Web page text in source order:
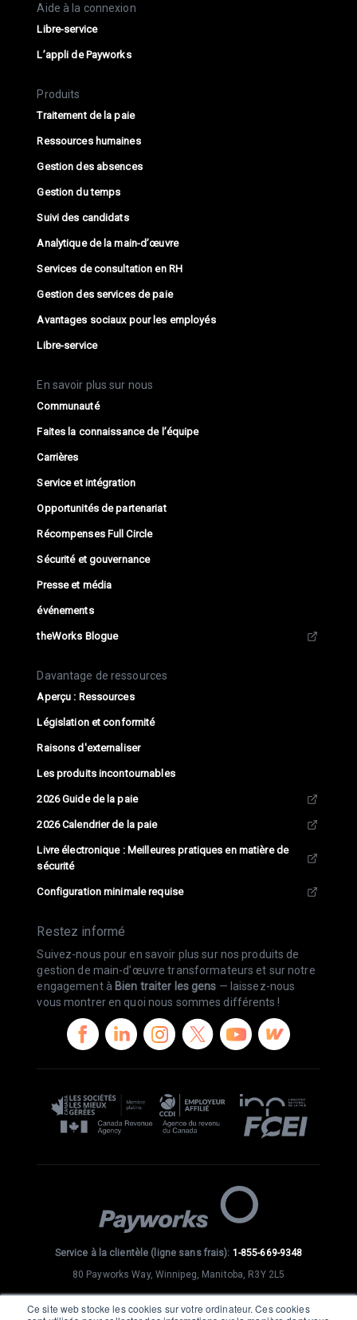
Ce site web stocke les cookies sur votre ordinateur. Ces cookies
Aide à la connexion
Libre-service
L’appli de Payworks
Produits
Traitement de la paie
Ressources humaines
Gestion des absences
Gestion du temps
Suivi des candidats
Analytique de la main-d’œuvre
Services de consultation en RH
Gestion des services de paie
Avantages sociaux pour les employés
Libre-service
En savoir plus sur nous
Communauté
Faites la connaissance de l’équipe
Carrières
Service et intégration
Opportunités de partenariat
Récompenses Full Circle
Sécurité et gouvernance
Presse et média
événements
theWorks Blogue
Davantage de ressources
Aperçu : Ressources
Législation et conformité
Raisons d'externaliser
Les produits incontournables
2026 Guide de la paie
2026 Calendrier de la paie
Livre électronique : Meilleures pratiques en matière de
sécurité
Configuration minimale requise
Restez informé
Suivez-nous pour en savoir plus sur nos produits de
gestion de main-d’œuvre transformateurs et sur notre
engagement à Bien traiter les gens — laissez-nous
vous montrer en quoi nous sommes différents !
Service à la clientèle (ligne sans frais): 1-855-669-9348
80 Payworks Way, Winnipeg, Manitoba, R3Y 2L5
SE CONNECTER